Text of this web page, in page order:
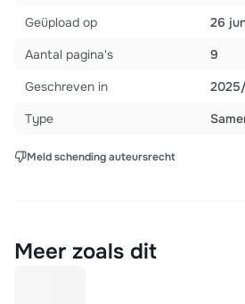
Geüpload op
26
Aantal pagina's
9
Geschreven in
Type
Meld schending auteursrecht
Meer zoals dit